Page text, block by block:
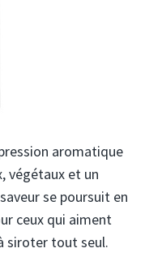
aromatique
végétaux et un
se poursuit en
ceux qui aiment
siroter tout seul.